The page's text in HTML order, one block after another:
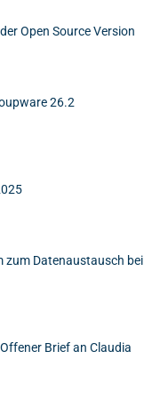
Open Source Version
26.2
zum Datenaustausch bei
Brief an Claudia